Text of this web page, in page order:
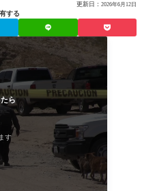
更新日： 2026年6月12日
する
ら
す